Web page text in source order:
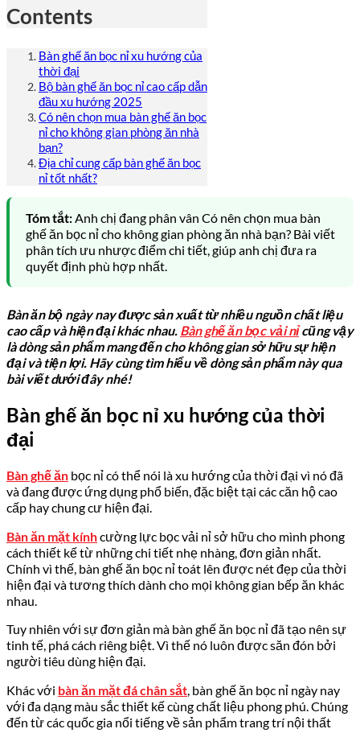
Contents
Bàn ghế ăn bọc nỉ xu hướng của
thời đại
Bộ bàn ghế ăn bọc nỉ cao cấp dẫn
đầu xu hướng 2025
Có nên chọn mua bàn ghế ăn bọc
nỉ cho không gian phòng ăn nhà
bạn?
Địa chỉ cung cấp bàn ghế ăn bọc
nỉ tốt nhất?
Tóm tắt:Anh chị đang phân vân Có nên chọn mua bàn
ghế ăn bọc nỉ cho không gian phòng ăn nhà bạn? Bài viết
phân tích ưu nhược điểm chi tiết, giúp anh chị đưa ra
quyết định phù hợp nhất.
Bàn ăn bộ ngày nay được sản xuất từ nhiều nguồn chất liệu
cao cấp và hiện đại khác nhau. Bàn ghế ăn bọc vải nỉcũng vậy
là dòng sản phẩm mang đến cho không gian sở hữu sự hiện
đại và tiện lợi. Hãy cùng tìm hiểu về dòng sản phẩm này qua
bài viết dưới đây nhé!
Bàn ghế ăn bọc nỉ xu hướng của thời
đại
Bàn ghế ăn bọc nỉ có thể nói là xu hướng của thời đại vì nó đã
và đang được ứng dụng phổ biến, đặc biệt tại các căn hộ cao
cấp hay chung cư hiện đại.
Bàn ăn mặt kínhcường lực bọc vải nỉ sở hữu cho mình phong
cách thiết kế từ những chi tiết nhẹ nhàng, đơn giản nhất.
Chính vì thế, bàn ghế ăn bọc nỉ toát lên được nét đẹp của thời
hiện đại và tương thích dành cho mọi không gian bếp ăn khác
nhau.
Tuy nhiên với sự đơn giản mà bàn ghế ăn bọc nỉ đã tạo nên sự
tinh tế, phá cách riêng biệt. Vì thế nó luôn được săn đón bởi
người tiêu dùng hiện đại.
Khác với bàn ăn mặt đá chân sắt, bàn ghế ăn bọc nỉ ngày nay
với đa dạng màu sắc thiết kế cùng chất liệu phong phú. Chúng
đến từ các quốc gia nổi tiếng về sản phẩm trang trí nội thất